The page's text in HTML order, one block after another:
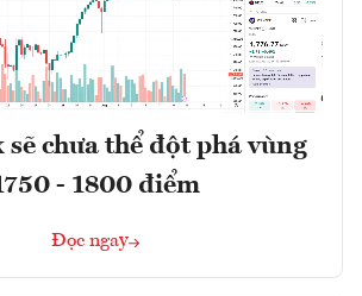
chưa thể đột phá vùng
- 1800 điểm
Đọc ngay